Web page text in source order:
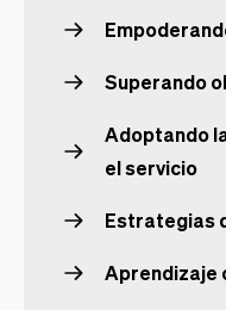
Superando
Adoptando
el servicio
Estrategias
Aprendizaje